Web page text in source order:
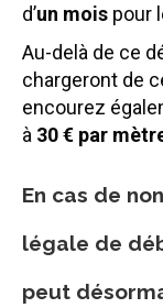
d’un mois pour
Au-delà de ce
chargeront de
encourez
à 30 € par
En cas de
légale de
peut